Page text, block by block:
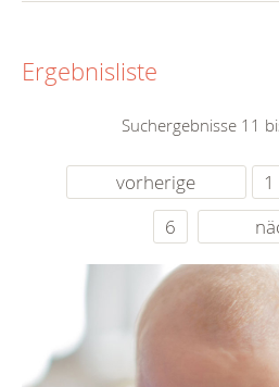
Ergebnisliste
Suchergebnisse 11
vorherige 1
6